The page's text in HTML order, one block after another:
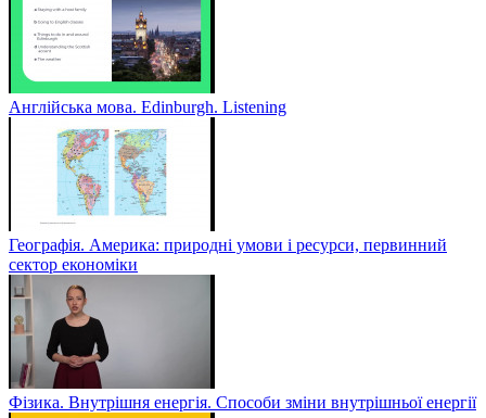
Англійська мова. Edinburgh. Listening
Географія. Америка: природні умови і ресурси, первинний
сектор економіки
Фізика. Внутрішня енергія. Способи зміни внутрішньої енергії